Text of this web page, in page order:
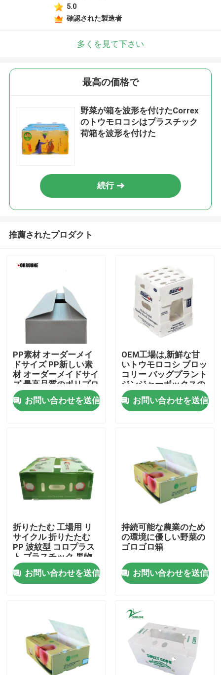
家へ
わたしたち に つい て
品質管理
引金 を 求め て ください
フルーツの波形箱
波形のプラスチック木の監視
5.0
確認された製造者
多くを見て下さい
最高の価格で
野菜が箱を波形を付けたCorrex
のトウモロコシはプラスチック
荷箱を波形を付けた
続行
推薦されたプロダクト
PP素材 オーダーメイ
ドサイズ PP新しい素
材 オーダーメイドサイ
ズ 最高品質のポリプロ
ピレン pp 波紋製 ミツ
バチプラスチック
お問い合わせを送信
OEM工場は,新鮮な甘
いトウモロコシ ブロッ
コリー バッグプラント
ジンジャーボックスの
ためのPP プラスチッ
クの波紋箱を生産
お問い合わせを送信
折りたたむ 工場用 リ
サイクル 折りたたむ
PP 波紋型 コロプラス
ト プラスチック 果物
野菜 箱
お問い合わせを送信
持続可能な農業のため
の環境に優しい野菜の
ゴロゴロ箱
お問い合わせを送信